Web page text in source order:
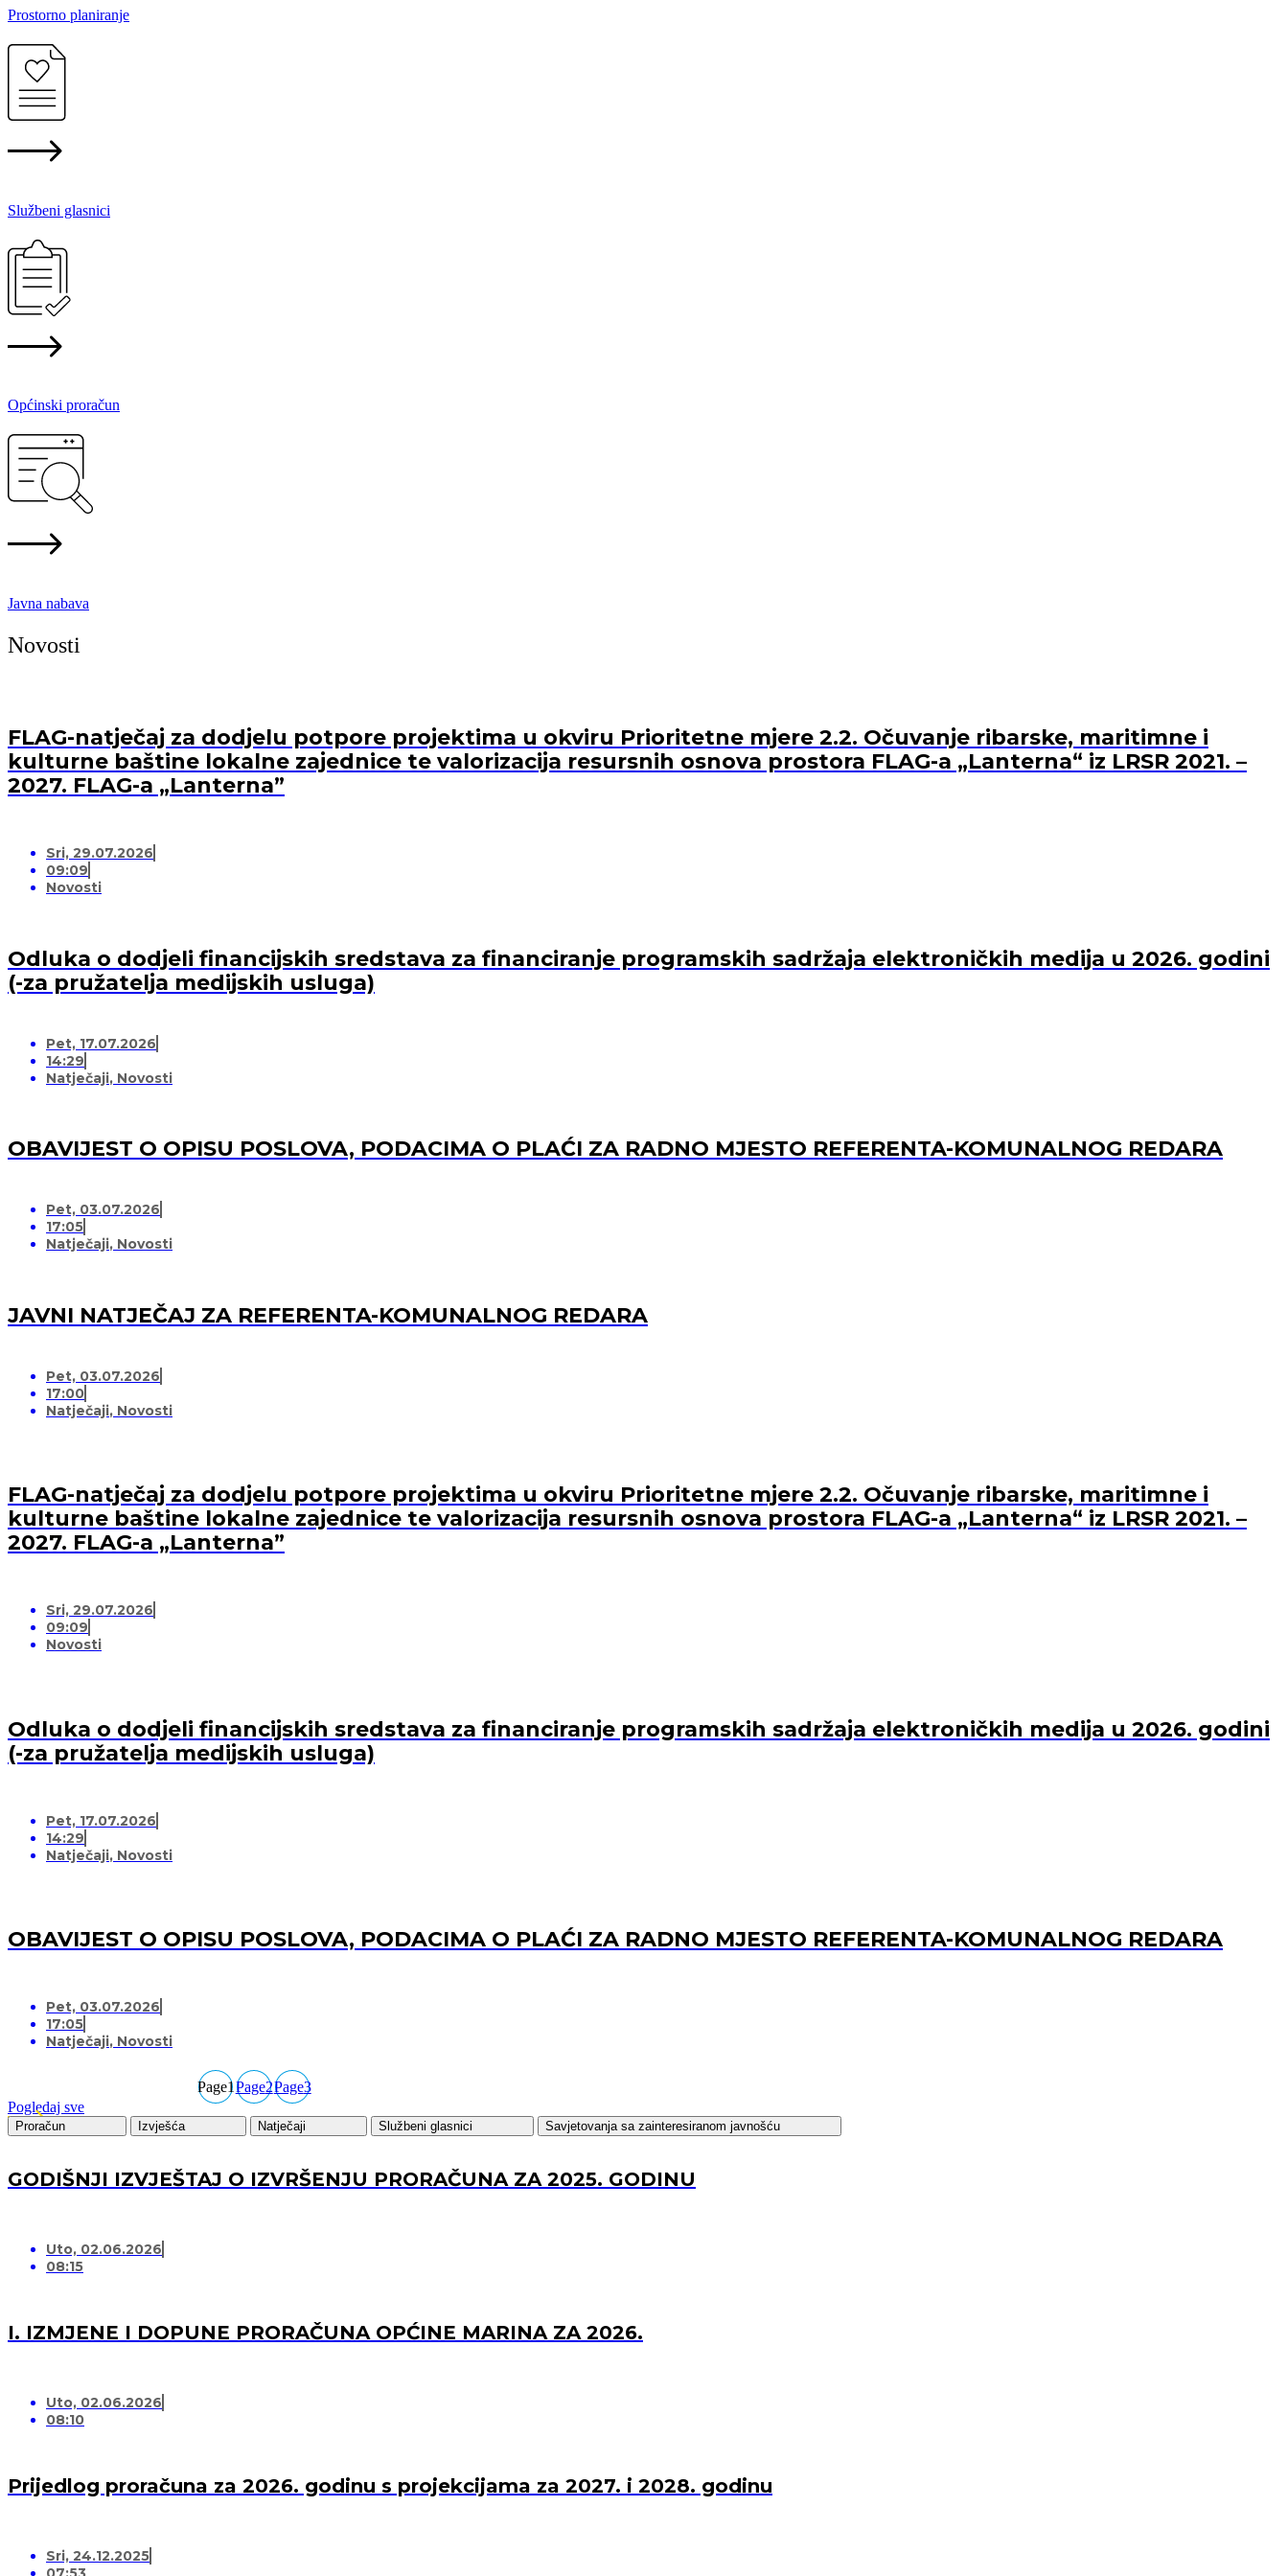
Prostorno planiranje
Službeni glasnici
Općinski proračun
Javna nabava
Novosti
FLAG-natječaj za dodjelu potpore projektima u okviru Prioritetne mjere 2.2. Očuvanje ribarske, maritimne i
kulturne baštine lokalne zajednice te valorizacija resursnih osnova prostora FLAG-a „Lanterna“ iz LRSR 2021. –
2027. FLAG-a „Lanterna”
Sri, 29.07.2026
09:09
Novosti
Odluka o dodjeli financijskih sredstava za financiranje programskih sadržaja elektroničkih medija u 2026. godini
(-za pružatelja medijskih usluga)
Pet, 17.07.2026
14:29
Natječaji, Novosti
OBAVIJEST O OPISU POSLOVA, PODACIMA O PLAĆI ZA RADNO MJESTO REFERENTA-KOMUNALNOG REDARA
Pet, 03.07.2026
17:05
Natječaji, Novosti
JAVNI NATJEČAJ ZA REFERENTA-KOMUNALNOG REDARA
Pet, 03.07.2026
17:00
Natječaji, Novosti
FLAG-natječaj za dodjelu potpore projektima u okviru Prioritetne mjere 2.2. Očuvanje ribarske, maritimne i
kulturne baštine lokalne zajednice te valorizacija resursnih osnova prostora FLAG-a „Lanterna“ iz LRSR 2021. –
2027. FLAG-a „Lanterna”
Sri, 29.07.2026
09:09
Novosti
Odluka o dodjeli financijskih sredstava za financiranje programskih sadržaja elektroničkih medija u 2026. godini
(-za pružatelja medijskih usluga)
Pet, 17.07.2026
14:29
Natječaji, Novosti
OBAVIJEST O OPISU POSLOVA, PODACIMA O PLAĆI ZA RADNO MJESTO REFERENTA-KOMUNALNOG REDARA
Pet, 03.07.2026
17:05
Natječaji, Novosti
Page1Page2Page3
Pogledaj sve
Proračun Izvješća Natječaji Službeni glasnici Savjetovanja sa zainteresiranom javnošću
GODIŠNJI IZVJEŠTAJ O IZVRŠENJU PRORAČUNA ZA 2025. GODINU
Uto, 02.06.2026
08:15
I. IZMJENE I DOPUNE PRORAČUNA OPĆINE MARINA ZA 2026.
Uto, 02.06.2026
08:10
Prijedlog proračuna za 2026. godinu s projekcijama za 2027. i 2028. godinu
Sri, 24.12.2025